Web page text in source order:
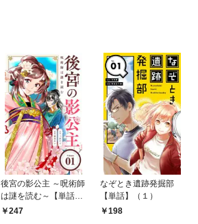
後宮の影公主 ～呪術師
は謎を読む～【単話】
（１）
247
なぞとき遺跡発掘部
【単話】（１）
198